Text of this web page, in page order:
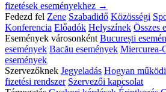
fizetések eseményekhez →
Fedezd fel Zene Szabadidő Közösségi
Konferencia Előadók Helyszínek Összes
Események városonként București
események Bacău események Miercurea-
események
Szervezőknek Jegyeladás Hogyan
fizetési rendszer Szervezői kapcsolat